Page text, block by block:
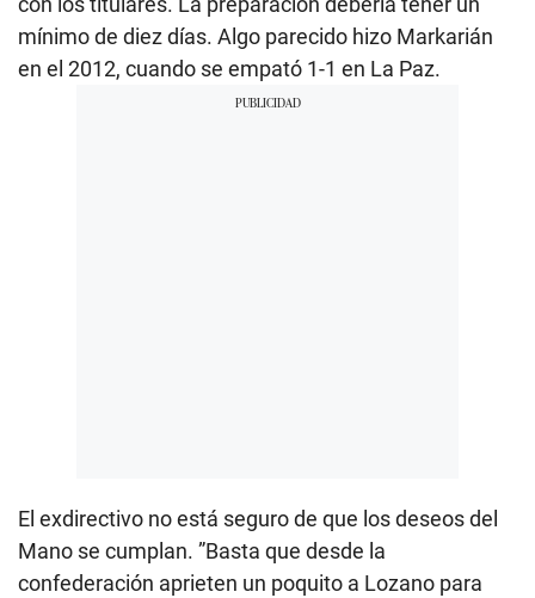
mínimo de diez días. Algo parecido hizo Markarián
en el 2012, cuando se empató 1-1 en La Paz.
El exdirectivo no está seguro de que los deseos del
Mano se cumplan. ”Basta que desde la
confederación aprieten un poquito a Lozano para